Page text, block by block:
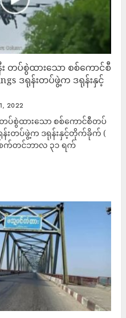
း တပ်စွဲထားသော စစ်ကောင်စီ
ဒရုန်းတပ်ဖွဲ့က ဒရုန်းနှင့်
2022
တပ်စွဲထားသော စစ်ကောင်စီတပ်
ရုန်းတပ်ဖွဲ့က ဒရုန်းနှင့်တိုက်ခိုက် (
စက်တင်ဘာလ ၃၁ ရက်